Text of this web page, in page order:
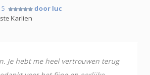
door luc
Karlien
Je hebt me heel vertrouwen terug